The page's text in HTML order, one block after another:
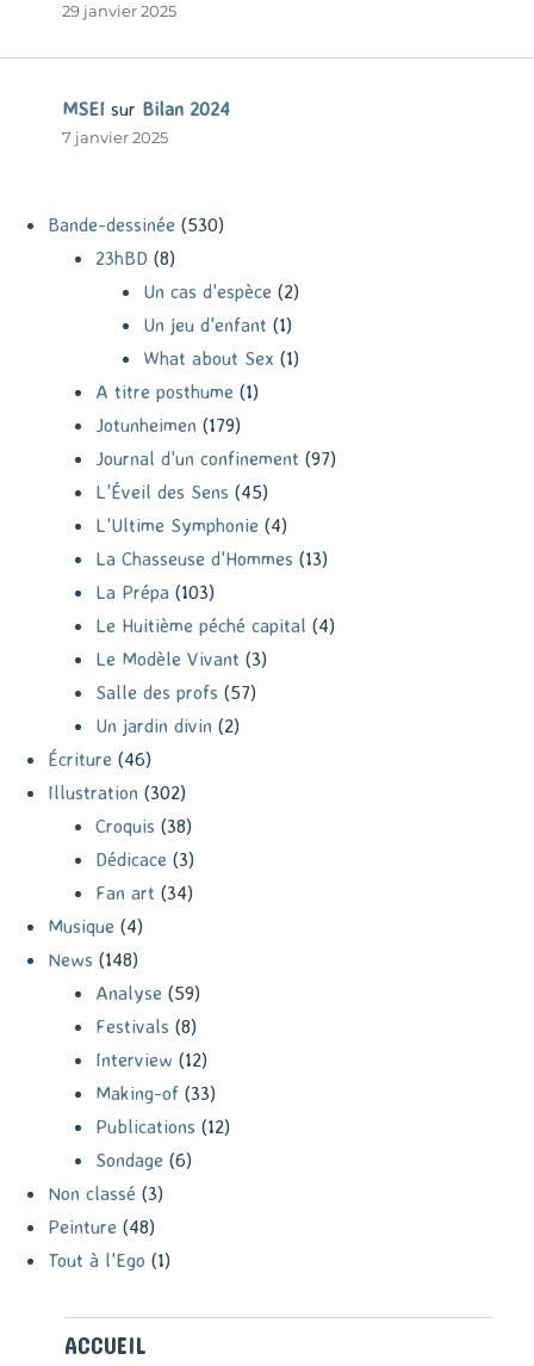
29 janvier 2025
MSEI sur Bilan 2024
7 janvier 2025
Bande-dessinée (530)
23hBD (8)
Un cas d'espèce (2)
Un jeu d'enfant (1)
What about Sex (1)
A titre posthume (1)
Jotunheimen (179)
Journal d'un confinement (97)
L'Éveil des Sens (45)
L'Ultime Symphonie (4)
La Chasseuse d'Hommes (13)
La Prépa (103)
Le Huitième péché capital (4)
Le Modèle Vivant (3)
Salle des profs (57)
Un jardin divin (2)
Écriture (46)
Illustration (302)
Croquis (38)
Dédicace (3)
Fan art (34)
Musique (4)
News (148)
Analyse (59)
Festivals (8)
Interview (12)
Making-of (33)
Publications (12)
Sondage (6)
Non classé (3)
Peinture (48)
Tout à l'Ego (1)
ACCUEIL